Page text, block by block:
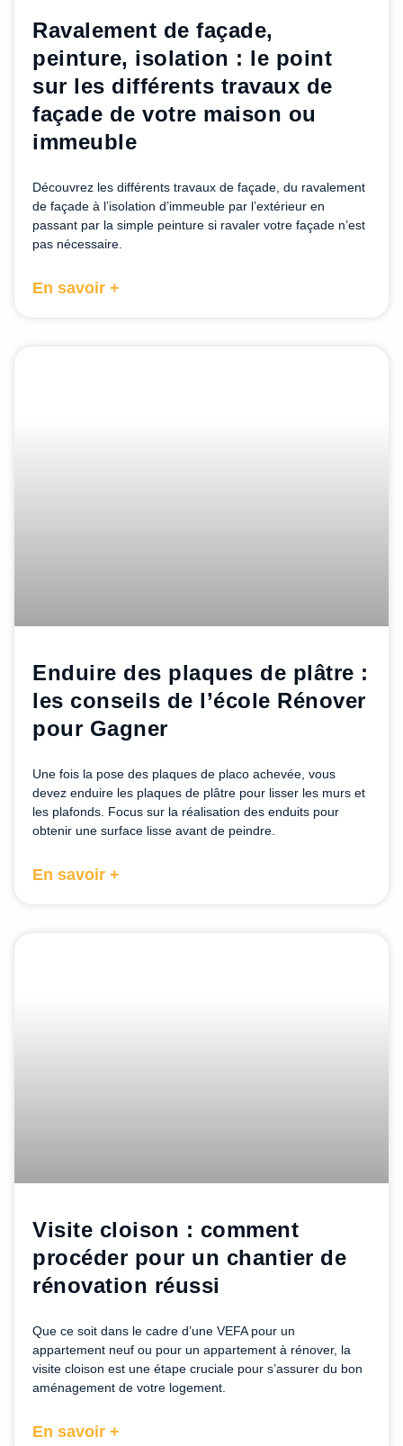
Ravalement de façade,
peinture, isolation : le point
sur les différents travaux de
façade de votre maison ou
immeuble
Découvrez les différents travaux de façade, du ravalement
de façade à l’isolation d’immeuble par l’extérieur en
passant par la simple peinture si ravaler votre façade n’est
pas nécessaire.
En savoir +
Enduire des plaques de plâtre :
les conseils de l’école Rénover
pour Gagner
Une fois la pose des plaques de placo achevée, vous
devez enduire les plaques de plâtre pour lisser les murs et
les plafonds. Focus sur la réalisation des enduits pour
obtenir une surface lisse avant de peindre.
En savoir +
Visite cloison : comment
procéder pour un chantier de
rénovation réussi
Que ce soit dans le cadre d’une VEFA pour un
appartement neuf ou pour un appartement à rénover, la
visite cloison est une étape cruciale pour s’assurer du bon
aménagement de votre logement.
En savoir +